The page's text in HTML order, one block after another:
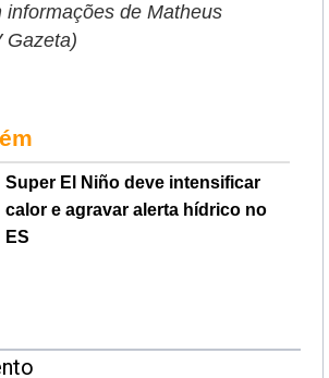
informações de Matheus
Gazeta)
Super El Niño deve intensificar
calor e agravar alerta hídrico no
ES